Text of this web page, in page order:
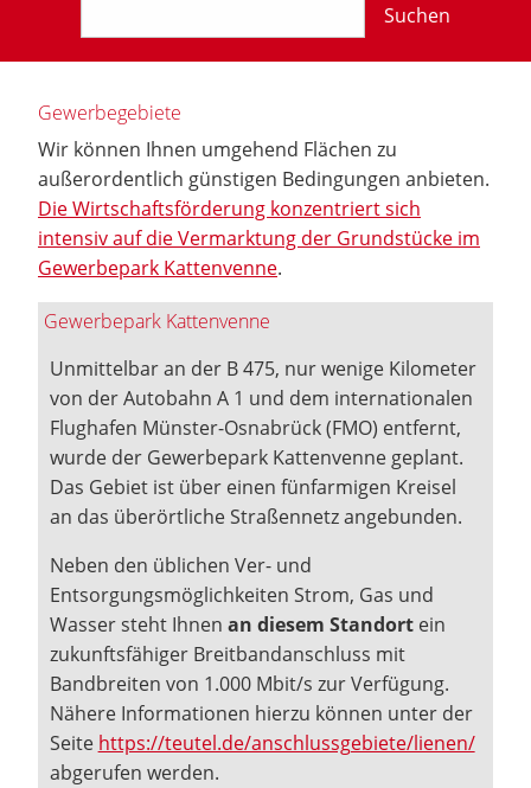
Suchen
Gewerbegebiete
Wir können Ihnen umgehend Flächen zu
außerordentlich günstigen Bedingungen anbieten.
Die Wirtschaftsförderung konzentriert sich
intensiv auf die Vermarktung der Grundstücke im
Gewerbepark Kattenvenne.
Gewerbepark Kattenvenne
Unmittelbar an der B 475, nur wenige Kilometer
von der Autobahn A 1 und dem internationalen
Flughafen Münster-Osnabrück (FMO) entfernt,
wurde der Gewerbepark Kattenvenne geplant.
Das Gebiet ist über einen fünfarmigen Kreisel
an das überörtliche Straßennetz angebunden.
Neben den üblichen Ver- und
Entsorgungsmöglichkeiten Strom, Gas und
Wasser steht Ihnen an diesem Standortein
zukunftsfähiger Breitbandanschluss mit
Bandbreiten von 1.000 Mbit/s zur Verfügung.
Nähere Informationen hierzu können unter der
Seite https://teutel.de/anschlussgebiete/lienen/
abgerufen werden.